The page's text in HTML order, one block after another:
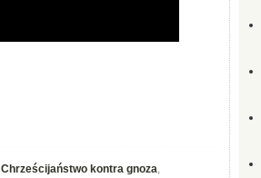
Chrześcijaństwo kontra gnoza,